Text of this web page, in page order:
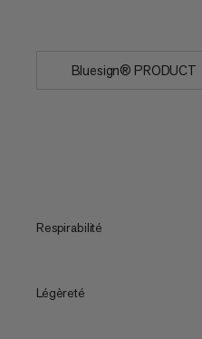
Bluesign® PRODUCT
Respirabilité
Légèreté